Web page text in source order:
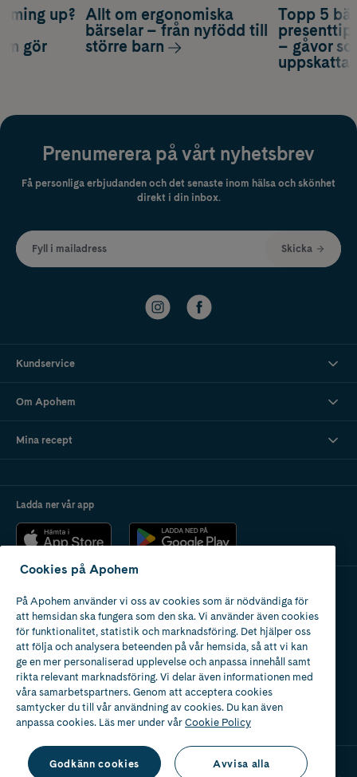
Topp 5
– gåvor
up?
gör
Allt om ergonomiska
bärselar – från nyfödd till
större barn
Prenumerera på vårt nyhetsbrev
Få personliga erbjudanden och det senaste inom hälsa och skönhet
direkt i din inbox.
Fyll i mailadress Skicka
Kundservice
Om Apohem
Mina recept
Ladda ner vår app
Apotek med tillstånd
av Läkemedelsverket
Cookies på Apohem
På Apohem använder vi oss av cookies som är nödvändiga för
att hemsidan ska fungera som den ska. Vi använder även cookies
för funktionalitet, statistik och marknadsföring. Det hjälper oss
att följa och analysera beteenden på vår hemsida, så att vi kan
ge en mer personaliserad upplevelse och anpassa innehåll samt
rikta relevant marknadsföring. Vi delar även informationen med
våra samarbetspartners. Genom att acceptera cookies
samtycker du till vår användning av cookies. Du kan även
anpassa cookies. Läs mer under vårCookie Policy
Godkänn cookies Avvisa alla